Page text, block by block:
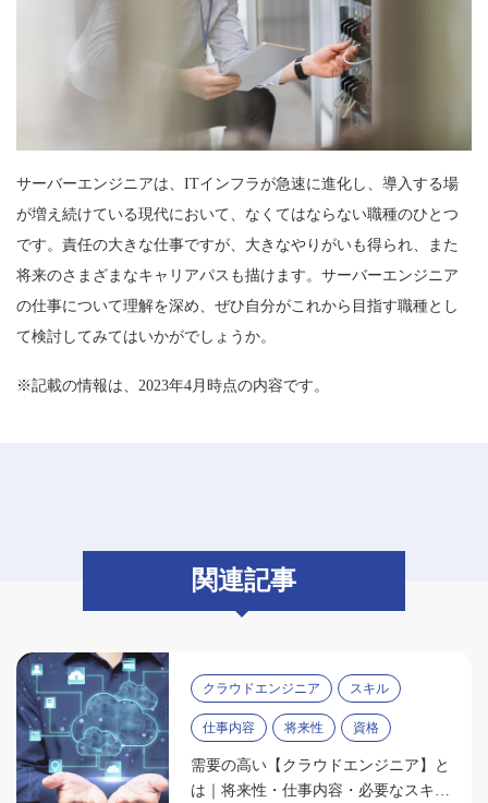
サーバーエンジニアは、ITインフラが急速に進化し、導入する場
が増え続けている現代において、なくてはならない職種のひとつ
です。責任の大きな仕事ですが、大きなやりがいも得られ、また
将来のさまざまなキャリアパスも描けます。サーバーエンジニア
の仕事について理解を深め、ぜひ自分がこれから目指す職種とし
て検討してみてはいかがでしょうか。
※記載の情報は、2023年4月時点の内容です。
関連記事
クラウドエンジニア スキル
仕事内容 将来性 資格
需要の高い【クラウドエンジニア】と
は｜将来性・仕事内容・必要なスキル